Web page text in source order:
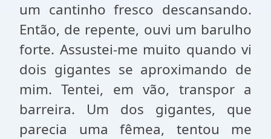
um cantinho fresco descansando.
Então, de repente, ouvi um barulho
forte. Assustei-me muito quando vi
dois gigantes se aproximando de
mim. Tentei, em vão, transpor a
barreira. Um dos gigantes, que
parecia uma fêmea, tentou me